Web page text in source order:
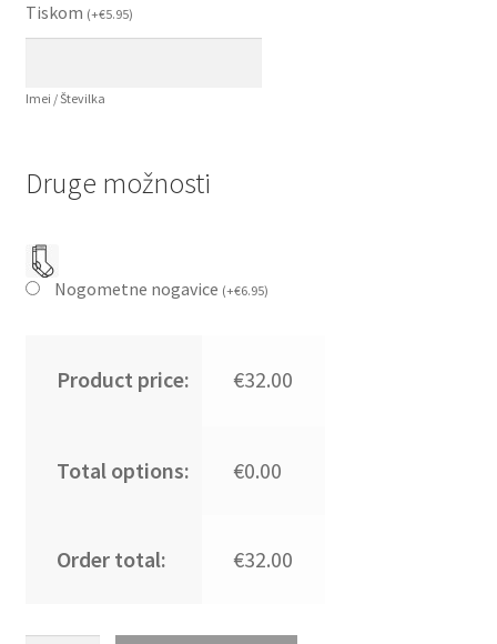
Tiskom (+€5.95)
Imei / Številka
Druge možnosti
Nogometne nogavice (+€6.95)
Product price: €32.00
Total options: €0.00
Order total: €32.00